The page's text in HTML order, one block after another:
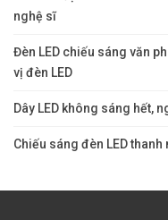
nghệ sĩ
Đèn LED chiếu sáng văn
vị đèn LED
Dây LED không sáng hết,
Chiếu sáng đèn LED